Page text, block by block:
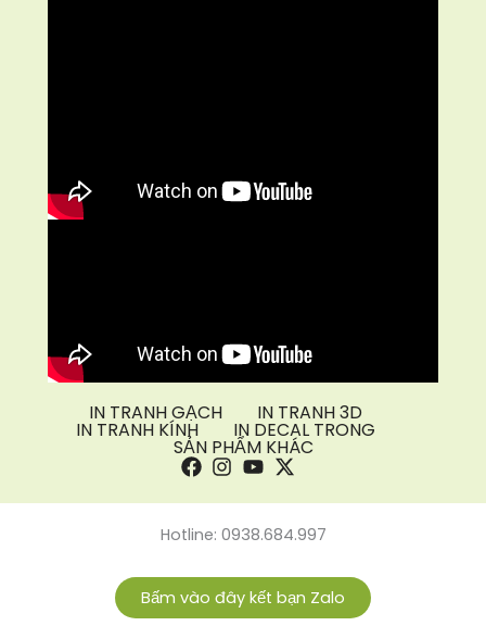
IN TRANH GẠCH IN TRANH 3D
IN TRANH KÍNH IN DECAL TRONG
SẢN PHẨM KHÁC
Hotline: 0938.684.997
Bấm vào đây kết bạn Zalo